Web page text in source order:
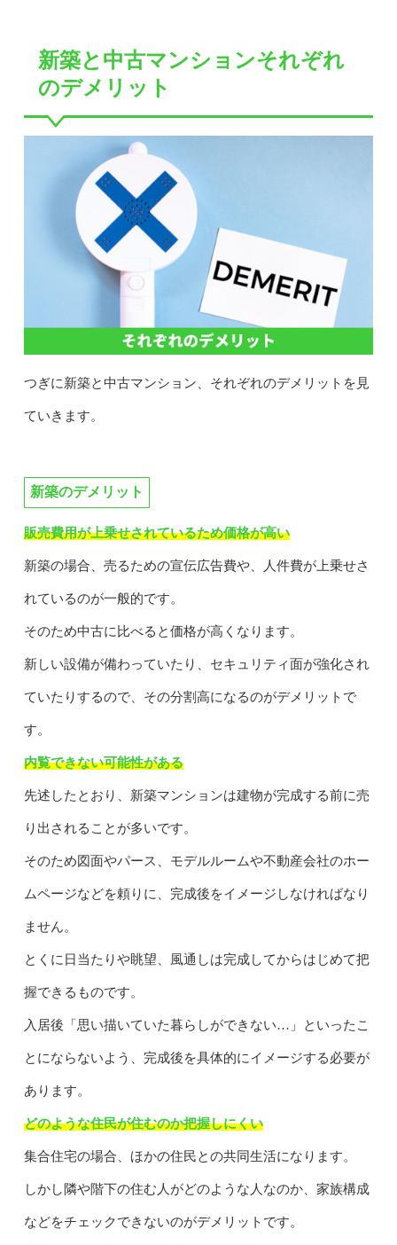
新築と中古マンションそれぞれ
のデメリット
つぎに新築と中古マンション、それぞれのデメリットを見
ていきます。
新築のデメリット
販売費用が上乗せされているため価格が高い
新築の場合、売るための宣伝広告費や、人件費が上乗せさ
れているのが一般的です。
そのため中古に比べると価格が高くなります。
新しい設備が備わっていたり、セキュリティ面が強化され
ていたりするので、その分割高になるのがデメリットで
す。
内覧できない可能性がある
先述したとおり、新築マンションは建物が完成する前に売
り出されることが多いです。
そのため図面やパース、モデルルームや不動産会社のホー
ムページなどを頼りに、完成後をイメージしなければなり
ません。
とくに日当たりや眺望、風通しは完成してからはじめて把
握できるものです。
入居後「思い描いていた暮らしができない…」といったこ
とにならないよう、完成後を具体的にイメージする必要が
あります。
どのような住民が住むのか把握しにくい
集合住宅の場合、ほかの住民との共同生活になります。
しかし隣や階下の住む人がどのような人なのか、家族構成
などをチェックできないのがデメリットです。